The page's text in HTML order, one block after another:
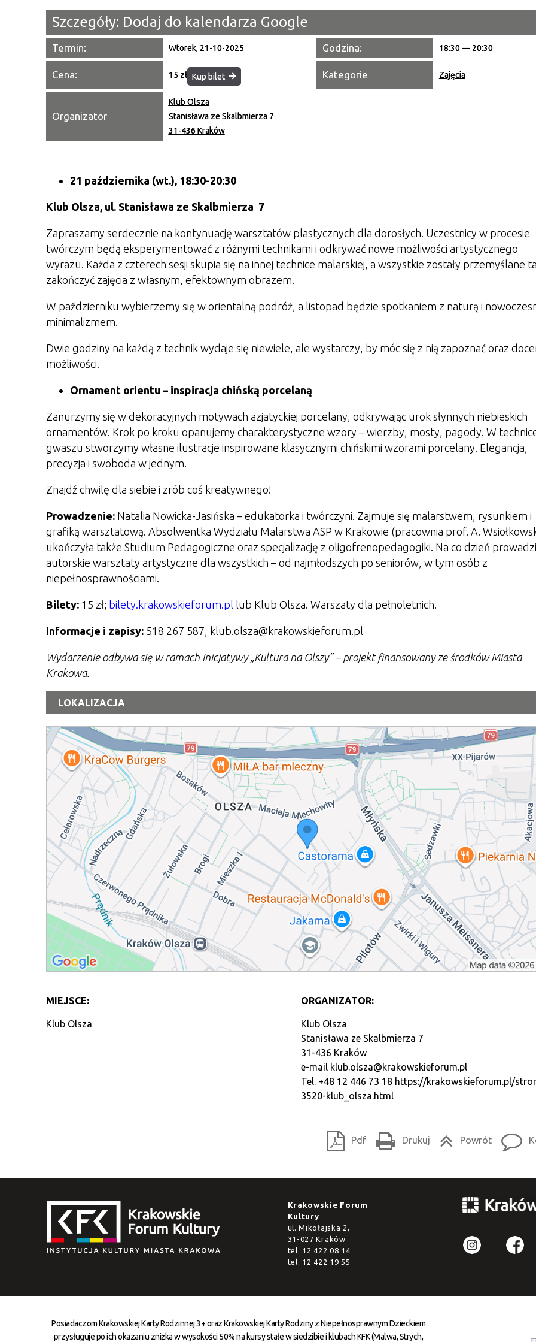
Szczegóły: Dodaj do kalendarza Google
Termin: Wtorek, 21-10-2025 Godzina: 18:30 — 20:30
Cena: 15 zł Kup bilet Kategorie Zajęcia
Organizator
Klub Olsza
Stanisława ze Skalbmierza 7
31-436 Kraków
21 października (wt.), 18:30-20:30
Klub Olsza, ul. Stanisława ze Skalbmierza 7
Zapraszamy serdecznie na kontynuację warsztatów plastycznych dla dorosłych. Uczestnicy w procesie
twórczym będą eksperymentować z różnymi technikami i odkrywać nowe możliwości artystycznego
wyrazu. Każda z czterech sesji skupia się na innej technice malarskiej, a wszystkie zostały przemyślane
zakończyć zajęcia z własnym, efektownym obrazem.
W październiku wybierzemy się w orientalną podróż, a listopad będzie spotkaniem z naturą i
minimalizmem.
Dwie godziny na każdą z technik wydaje się niewiele, ale wystarczy, by móc się z nią zapoznać oraz
możliwości.
Ornament orientu – inspiracja chińską porcelaną
Zanurzymy się w dekoracyjnych motywach azjatyckiej porcelany, odkrywając urok słynnych niebieskich
ornamentów. Krok po kroku opanujemy charakterystyczne wzory – wierzby, mosty, pagody. W
gwaszu stworzymy własne ilustracje inspirowane klasycznymi chińskimi wzorami porcelany. Elegancja,
precyzja i swoboda w jednym.
Znajdź chwilę dla siebie i zrób coś kreatywnego!
Prowadzenie: Natalia Nowicka-Jasińska – edukatorka i twórczyni. Zajmuje się malarstwem, rysunkiem i
grafiką warsztatową. Absolwentka Wydziału Malarstwa ASP w Krakowie (pracownia prof. A.
ukończyła także Studium Pedagogiczne oraz specjalizację z oligofrenopedagogiki. Na co dzień prowadzi
autorskie warsztaty artystyczne dla wszystkich – od najmłodszych po seniorów, w tym osób z
niepełnosprawnościami.
Bilety:15 zł; bilety.krakowskieforum.pl lub Klub Olsza. Warszaty dla pełnoletnich.
Informacje i zapisy:518 267 587, klub.olsza@krakowskieforum.pl
Wydarzenie odbywa się w ramach inicjatywy „Kultura na Olszy” – projekt finansowany ze środków Miasta
Krakowa.
LOKALIZACJA
MIEJSCE:
Klub Olsza
ORGANIZATOR:
Klub Olsza
Stanisława ze Skalbmierza 7
31-436 Kraków
e-mail klub.olsza@krakowskieforum.pl
Tel. +48 12 446 73 18 https://krakowskieforum.pl/
3520-klub_olsza.html
Pdf Drukuj Powrót
Krakowskie Forum
Kultury
ul. Mikołajska 2,
31-027 Kraków
tel. 12 422 08 14
tel. 12 422 19 55
Posiadaczom Krakowskiej Karty Rodzinnej 3+ oraz Krakowskiej Karty Rodziny z Niepełnosprawnym Dzieckiem
przysługuje po ich okazaniu zniżka w wysokości 50% na kursy stałe w siedzibie i klubach KFK (Malwa, Strych,